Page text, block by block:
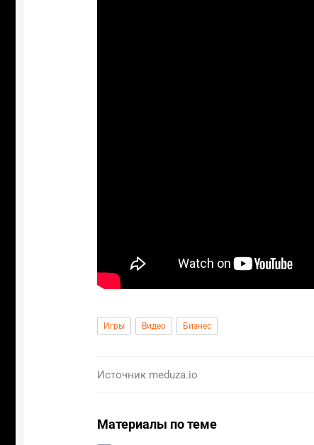
Игры Видео Бизнес
Источник meduza.io
Материалы по теме